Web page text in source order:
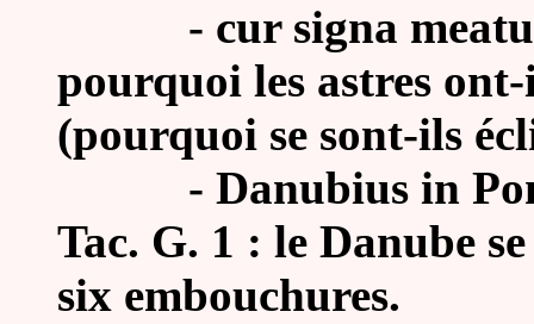
- cur signa meatus
pourquoi les astres
(pourquoi se sont-ils
- Danubius in
Tac. G. 1 : le Danube
six embouchures.